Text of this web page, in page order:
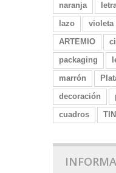
naranja
lazo
violeta
ARTEMIO
packaging
marrón
decoración
cuadros